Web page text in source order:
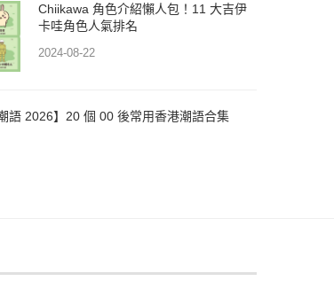
Chiikawa 角色介紹懶人包！11 大吉伊
卡哇角色人氣排名
2024-08-22
語 2026】20 個 00 後常用香港潮語合集